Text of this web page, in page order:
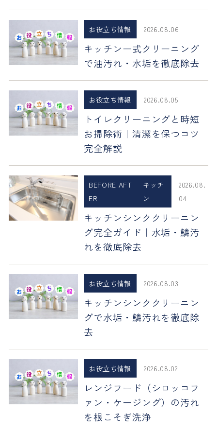
お役立ち情報 2026.08.06
キッチン一式クリーニング
で油汚れ・水垢を徹底除去
お役立ち情報 2026.08.05
トイレクリーニングと時短
お掃除術｜清潔を保つコツ
完全解説
BEFORE AFT
ER
キッチ
ン
2026.08.
04
キッチンシンククリーニン
グ完全ガイド｜水垢・鱗汚
れを徹底除去
お役立ち情報 2026.08.03
キッチンシンククリーニン
グで水垢・鱗汚れを徹底除
去
お役立ち情報 2026.08.02
レンジフード（シロッコフ
ァン・ケージング）の汚れ
を根こそぎ洗浄